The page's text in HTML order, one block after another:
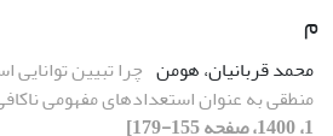
م
محمد قربانیان، هومن چرا تبیین توانایی
منطقی به عنوان استعدادهای مفهومی
1، 1400، صفحه 155-179]